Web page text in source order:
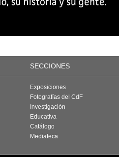
SECCIONES
Exposiciones
Fotografías del CdF
Investigación
Educativa
Catálogo
Mediateca